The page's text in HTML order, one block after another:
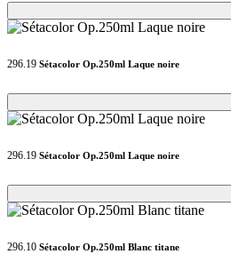
Loading...
Loading...
296.19 Sétacolor Op.250ml Laque noire
Loading...
Loading...
296.19 Sétacolor Op.250ml Laque noire
Loading...
Loading...
296.10 Sétacolor Op.250ml Blanc titane